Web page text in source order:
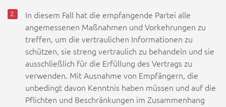
In diesem Fall hat die empfangende Partei alle
angemessenen Maßnahmen und Vorkehrungen zu
treffen, um die vertraulichen Informationen zu
schützen, sie streng vertraulich zu behandeln und sie
ausschließlich für die Erfüllung des Vertrags zu
verwenden. Mit Ausnahme von Empfängern, die
unbedingt davon Kenntnis haben müssen und auf die
Pflichten und Beschränkungen im Zusammenhang